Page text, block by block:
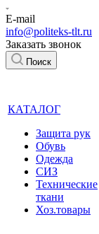
E-mail
info@politeks-tlt.ru
Заказать звонок
Поиск
КАТАЛОГ
Защита рук
Обувь
Одежда
СИЗ
Технические
ткани
Хоз.товары